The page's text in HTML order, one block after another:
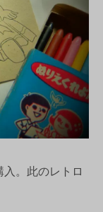
。此のレトロ